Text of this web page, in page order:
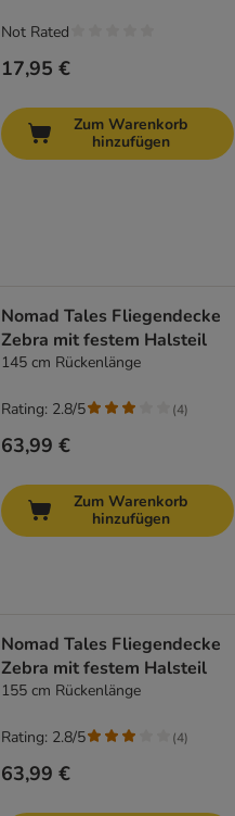
17,95 €
Not Rated
Zum Warenkorb
hinzufügen
Nomad Tales Fliegendecke
Zebra mit festem Halsteil
145 cm Rückenlänge
63,99 €
Rating: 2.8/5 (4)
Zum Warenkorb
hinzufügen
Nomad Tales Fliegendecke
Zebra mit festem Halsteil
155 cm Rückenlänge
63,99 €
Rating: 2.8/5 (4)